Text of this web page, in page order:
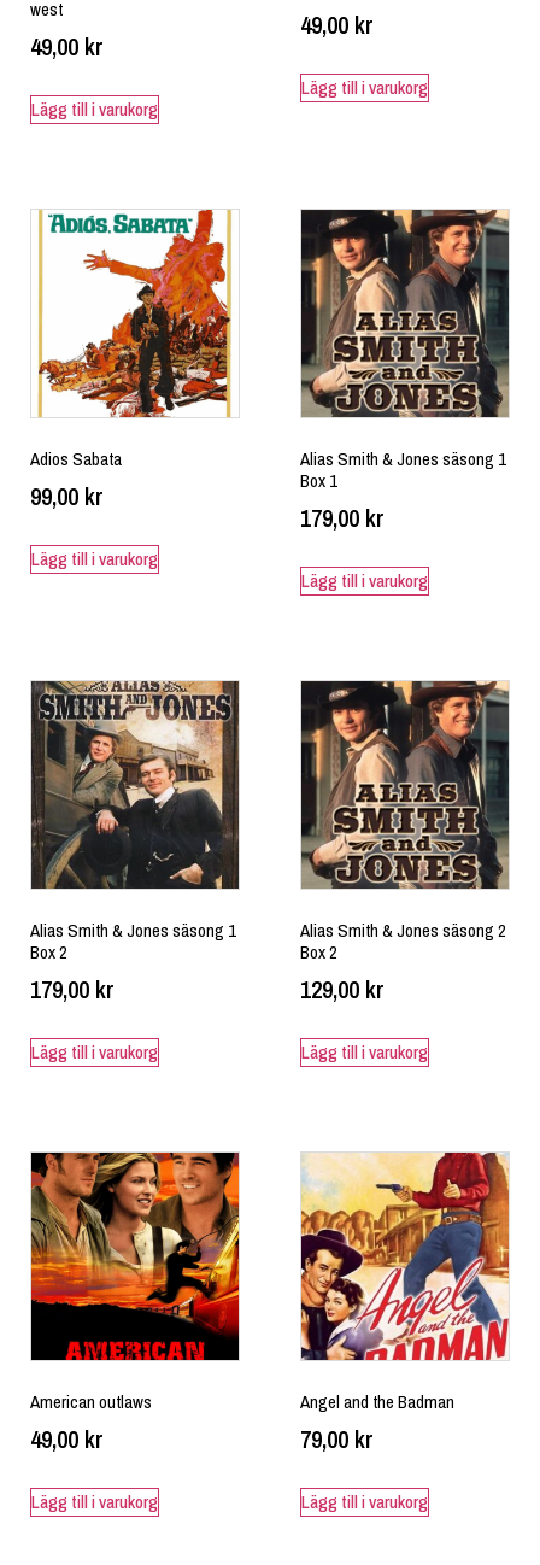
west
49,00 kr
Lägg till i varukorg
49,00 kr
Lägg till i varukorg
Adios Sabata
99,00 kr
Lägg till i varukorg
Alias Smith & Jones säsong 1
Box 1
179,00 kr
Lägg till i varukorg
Alias Smith & Jones säsong 1
Box 2
179,00 kr
Lägg till i varukorg
Alias Smith & Jones säsong 2
Box 2
129,00 kr
Lägg till i varukorg
American outlaws
49,00 kr
Lägg till i varukorg
Angel and the Badman
79,00 kr
Lägg till i varukorg